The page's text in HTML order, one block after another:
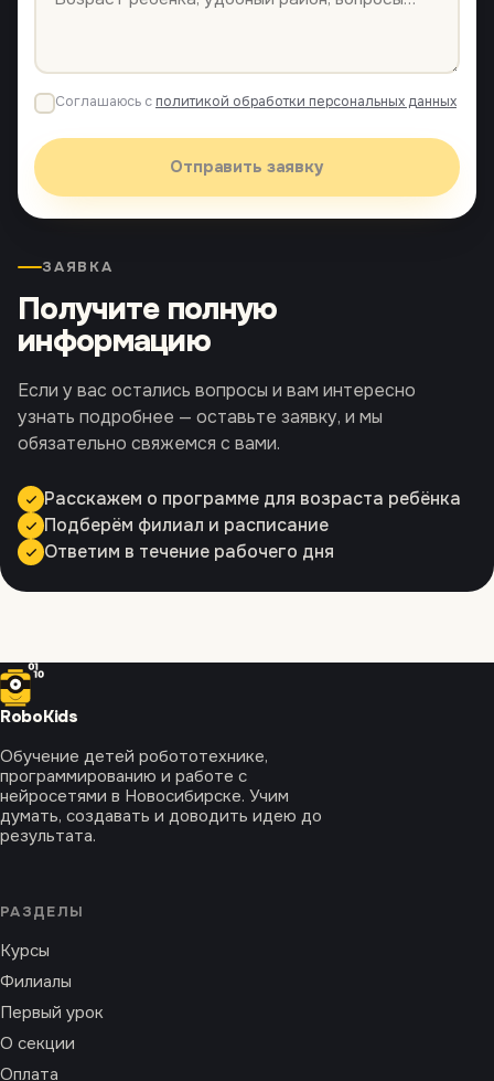
ЗАЯВКА
Получите полную
информацию
Если у вас остались вопросы и вам интересно
узнать подробнее — оставьте заявку, и мы
обязательно свяжемся с вами.
Расскажем о программе для возраста ребёнка
Подберём филиал и расписание
Ответим в течение рабочего дня
Соглашаюсь с политикой обработки персональных данных
Отправить заявку
RoboKids
Обучение детей робототехнике,
программированию и работе с
нейросетями в Новосибирске. Учим
думать, создавать и доводить идею до
результата.
РАЗДЕЛЫ
Курсы
Филиалы
Первый урок
О секции
Оплата